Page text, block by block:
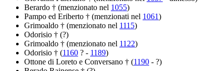
Berardo † (menzionato nel 1055)
Pampo ed Eriberto † (menzionati nel 1061)
Grimoaldo † (menzionato nel 1115)
Odorisio † (?)
Grimoaldo † (menzionato nel 1122)
Odorisio † (1160 ? - 1189)
Ottone di Loreto e Conversano † (1190 - ?)